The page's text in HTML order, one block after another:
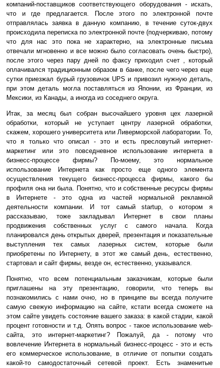
компаний-поставщиков соответствующего оборудования - искать,
что и где предлагается. После этого по электронной почте
отправлялась заявка в данную компанию, в течение суток-двух
происходила переписка по электронной почте (подчеркиваю, потому
что для нас это пока не характерно, на электронные письма
отвечали мгновенно и все можно было согласовать очень быстро),
после этого через пару дней по факсу приходил счет , который
оплачивался традиционным образом в банке, после чего через еще
сутки приезжал бурый грузовичок UPS и привозил нужную деталь,
при этом деталь могла поставляться из Японии, из Франции, из
Мексики, из Канады, а иногда из соседнего округа.
Итак, за месяц был собран высочайшего уровня цех лазерной
обработки, который не уступает центру лазерной обработки,
скажем, хорошего университета или Ливерморской лаборатории. То,
что я только что описал - это и есть пресловутый интернет-
маркетинг или это повседневное использование интернета в
бизнесс-процессе фирмы? По-моему, это нормальное
использование Интернета как просто еще одного элемента
осуществления текущего бизнесс-процесса фирмы, какого бы
профиля она ни была. Понятно, что и собственные ресурсы фирмы
в Интернете - это одна из частей нормальной рекламной
деятельности компании. И тот самый startup, о котором я
рассказываю, тоже закладывал Интернет в свои планы
продвижения собственных услуг с самого начала. Когда
планировался день открытых дверей, презентация и показательные
выступления тех самых лазерных систем, которые были
приобретены по Интернету, в этот же самый день, естественно,
стартовал и сайт фирмы, везде он, естественно, указывался.
Понятно, что всем потенциальным заказчикам, которые были
приглашены на эту презентацию, говорили, что теперь вы
познакомились с нами очно, но в принципе вы всегда получите
самую свежую информацию на сайте, кстати всегда сможете на
этом сайте увидеть состояние вашего заказа: в какой стадии, какой
процент готовности и т.д. Опять вопрос - такое использование web-
сайта, это интернет-маркетинг? Пожалуй, да - потому что
вовлечение Интернета в нормальный бизнесс-процесс - это и есть
его коммерческое использование, в отличие от попытки создать
какой-то самодостаточный сетевой проект. Есть знаменитые